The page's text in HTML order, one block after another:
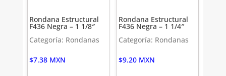
Rondana Estructural
F436 Negra – 1 1/8″
Categoría: Rondanas
$7.38 MXN
Rondana Estructural
F436 Negra – 1 1/4″
Categoría: Rondanas
$9.20 MXN